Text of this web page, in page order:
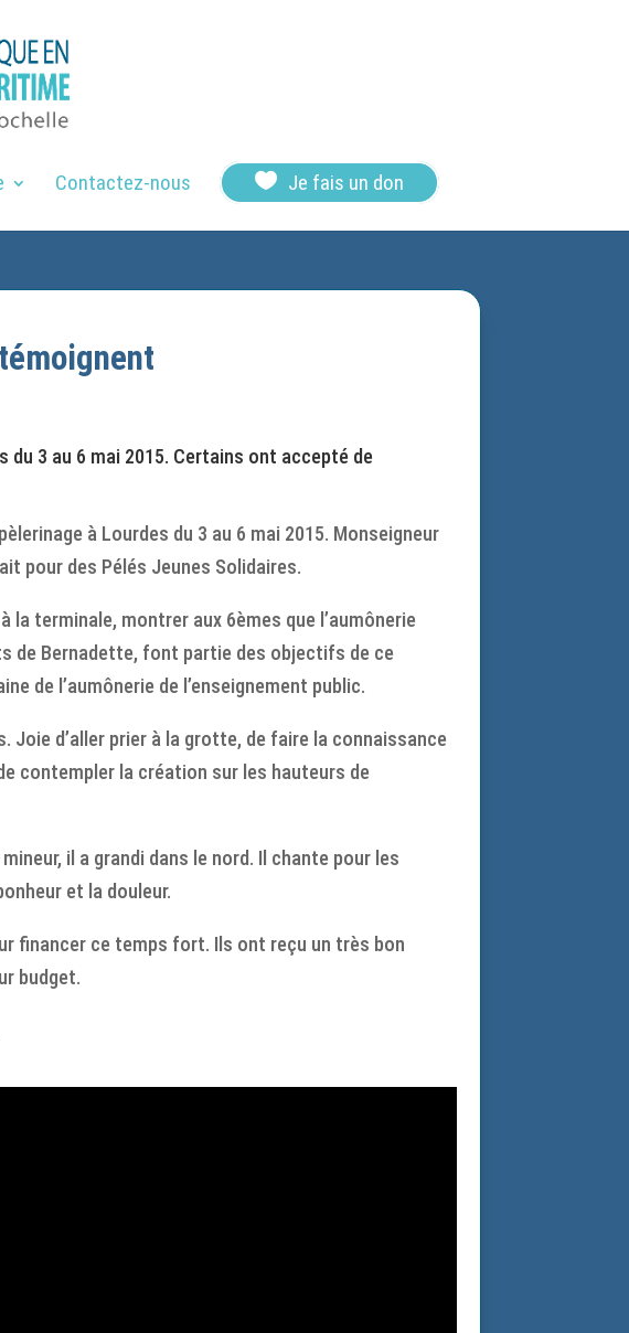
Contactez-nous  Je fais un don
3 au 6 mai 2015. Certains ont accepté de
à Lourdes du 3 au 6 mai 2015. Monseigneur
pour des Pélés Jeunes Solidaires.
la terminale, montrer aux 6èmes que l’aumônerie
de Bernadette, font partie des objectifs de ce
de l’aumônerie de l’enseignement public.
d’aller prier à la grotte, de faire la connaissance
contempler la création sur les hauteurs de
il a grandi dans le nord. Il chante pour les
et la douleur.
financer ce temps fort. Ils ont reçu un très bon
budget.